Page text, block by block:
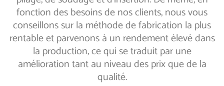
fonction des besoins de nos clients, nous vous
conseillons sur la méthode de fabrication la plus
rentable et parvenons à un rendement élevé dans
la production, ce qui se traduit par une
amélioration tant au niveau des prix que de la
qualité.